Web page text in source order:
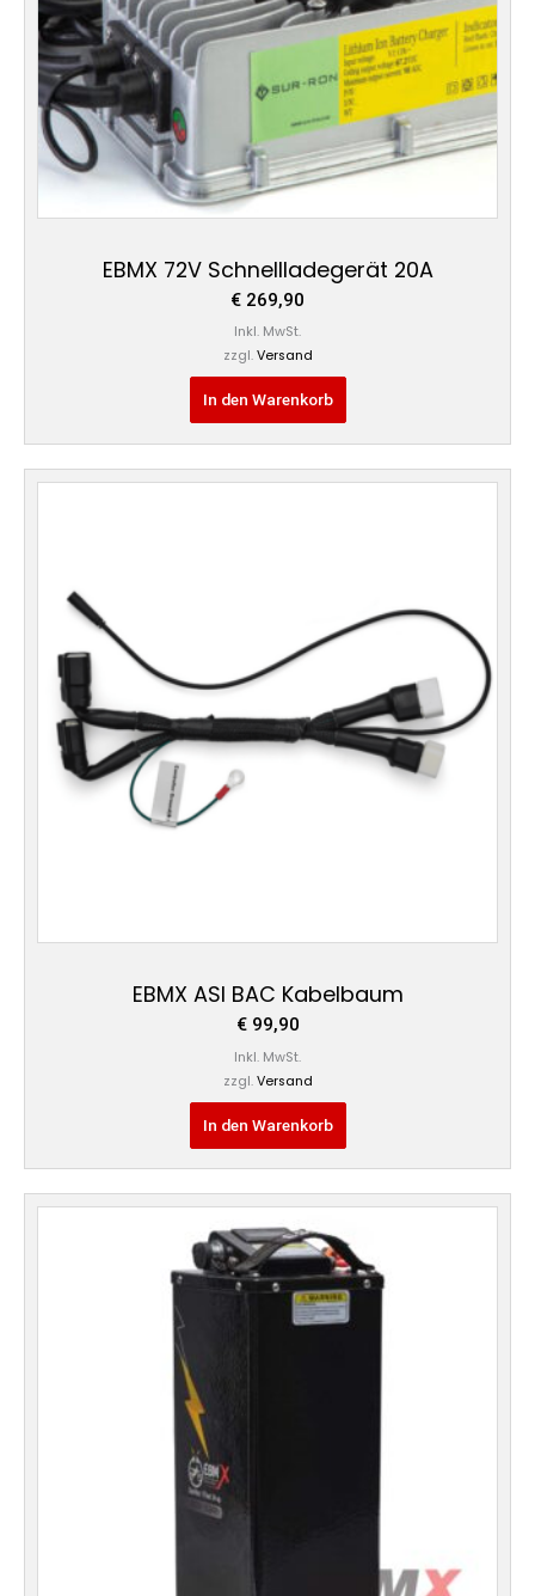
EBMX 72V Schnellladegerät 20A
€ 269,90
Inkl. MwSt.
zzgl. Versand
In den Warenkorb
EBMX ASI BAC Kabelbaum
€99,90
Inkl. MwSt.
zzgl. Versand
In den Warenkorb